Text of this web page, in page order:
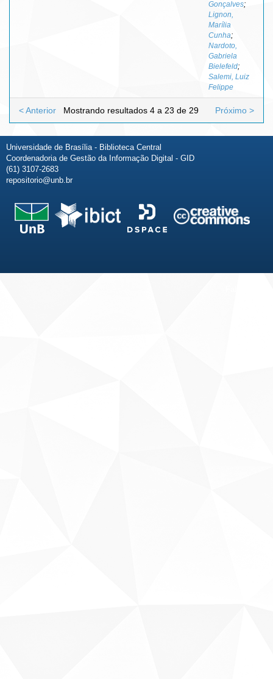
Gonçalves;
Lignon,
Marília
Cunha;
Nardoto,
Gabriela
Bielefeld;
Salemi, Luiz
Felippe
Mostrando resultados 4 a 23 de 29
< Anterior Próximo >
Universidade de Brasília - Biblioteca Central
Coordenadoria de Gestão da Informação Digital - GID
(61) 3107-2683
repositorio@unb.br